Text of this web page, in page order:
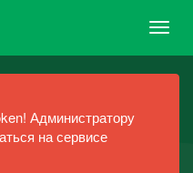
Администратору
на сервисе